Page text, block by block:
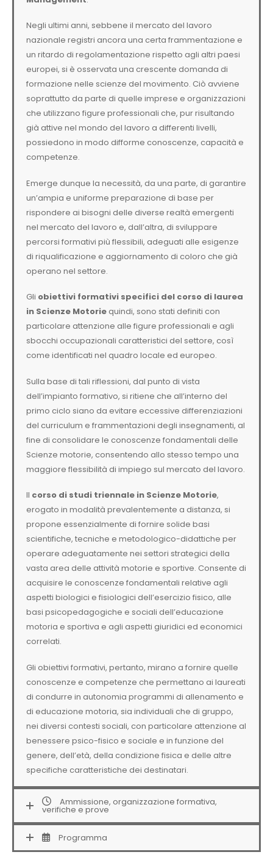
Negli ultimi anni, sebbene il mercato del lavoro
nazionale registri ancora una certa frammentazione e
un ritardo di regolamentazione rispetto agli altri paesi
europei, si è osservata una crescente domanda di
formazione nelle scienze del movimento. Ciò avviene
soprattutto da parte di quelle imprese e organizzazioni
che utilizzano figure professionali che, pur risultando
già attive nel mondo del lavoro a differenti livelli,
possiedono in modo difforme conoscenze, capacità e
competenze.
Emerge dunque la necessità, da una parte, di garantire
un’ampia e uniforme preparazione di base per
rispondere ai bisogni delle diverse realtà emergenti
nel mercato del lavoro e, dall’altra, di sviluppare
percorsi formativi più flessibili, adeguati alle esigenze
di riqualificazione e aggiornamento di coloro che già
operano nel settore.
Gli obiettivi formativi specifici del corso di laurea
in Scienze Motorie quindi, sono stati definiti con
particolare attenzione alle figure professionali e agli
sbocchi occupazionali caratteristici del settore, così
come identificati nel quadro locale ed europeo.
Sulla base di tali riflessioni, dal punto di vista
dell’impianto formativo, si ritiene che all’interno del
primo ciclo siano da evitare eccessive differenziazioni
del curriculum e frammentazioni degli insegnamenti, al
fine di consolidare le conoscenze fondamentali delle
Scienze motorie, consentendo allo stesso tempo una
maggiore flessibilità di impiego sul mercato del lavoro.
Il corso di studi triennale in Scienze Motorie,
erogato in modalità prevalentemente a distanza, si
propone essenzialmente di fornire solide basi
scientifiche, tecniche e metodologico-didattiche per
operare adeguatamente nei settori strategici della
vasta area delle attività motorie e sportive. Consente di
acquisire le conoscenze fondamentali relative agli
aspetti biologici e fisiologici dell’esercizio fisico, alle
basi psicopedagogiche e sociali dell’educazione
motoria e sportiva e agli aspetti giuridici ed economici
correlati.
Gli obiettivi formativi, pertanto, mirano a fornire quelle
conoscenze e competenze che permettano ai laureati
di condurre in autonomia programmi di allenamento e
di educazione motoria, sia individuali che di gruppo,
nei diversi contesti sociali, con particolare attenzione al
benessere psico-fisico e sociale e in funzione del
genere, dell’età, della condizione fisica e delle altre
specifiche caratteristiche dei destinatari.
Ammissione, organizzazione formativa,
verifiche e prove
Programma